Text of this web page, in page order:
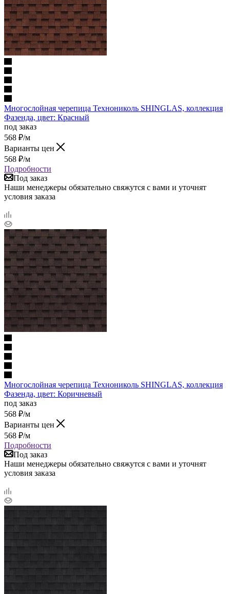
Многослойная черепица Технониколь SHINGLAS, коллекция
Фазенда, цвет: Красный
под заказ
568 ₽/м
Варианты цен
568 ₽/м
Подробности
Под заказ
Наши менеджеры обязательно свяжутся с вами и уточнят
условия заказа
Многослойная черепица Технониколь SHINGLAS, коллекция
Фазенда, цвет: Коричневый
под заказ
568 ₽/м
Варианты цен
568 ₽/м
Подробности
Под заказ
Наши менеджеры обязательно свяжутся с вами и уточнят
условия заказа